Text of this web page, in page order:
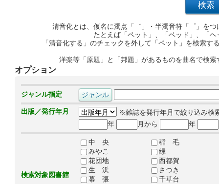
清音化とは、仮名に濁点「゛」・半濁音符「゜」を
たとえば「ペット」、「ベッド」、「
「清音化する」のチェックを外して「ペット」を検索
洋楽等「原題」と「邦題」があるものを曲名で検
オプション
ジャンル指定
出版／発行年月
※雑誌を発行年月で絞り込み検
年
月から 年
検索対象図書館
中 央
稲 毛
みやこ
緑
花団地
西都賀
生 浜
さつき
幕 張
千草台